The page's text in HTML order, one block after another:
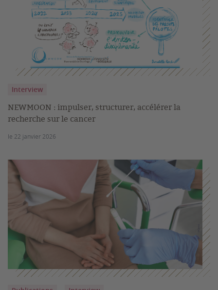
Interview
NEWMOON : impulser, structurer, accélérer la
recherche sur le cancer
le 22 janvier 2026